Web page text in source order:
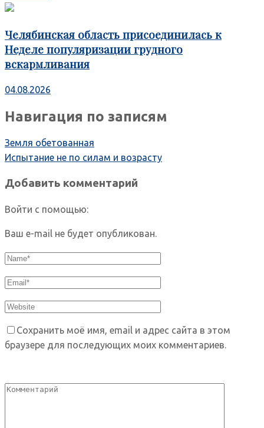
Челябинская область присоединилась к
Неделе популяризации грудного
вскармливания
04.08.2026
Навигация по записям
Земля обетованная
Испытание не по силам и возрасту
Добавить комментарий
Войти с помощью:
Ваш e-mail не будет опубликован.
Сохранить моё имя, email и адрес сайта в этом
браузере для последующих моих комментариев.